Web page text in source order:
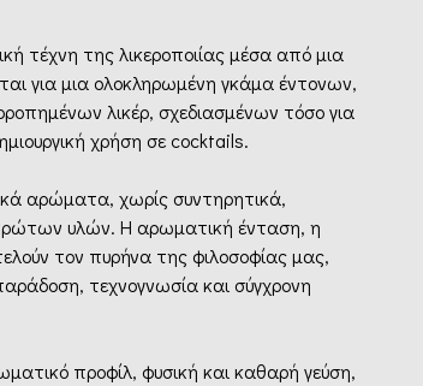
τέχνη της λικεροποιίας μέσα από μια
για μια ολοκληρωμένη γκάμα έντονων,
λικέρ, σχεδιασμένων τόσο για
χρήση σε cocktails.
αρώματα, χωρίς συντηρητικά,
υλών. Η αρωματική ένταση, η
τον πυρήνα της φιλοσοφίας μας,
τεχνογνωσία και σύγχρονη
προφίλ, φυσική και καθαρή γεύση,